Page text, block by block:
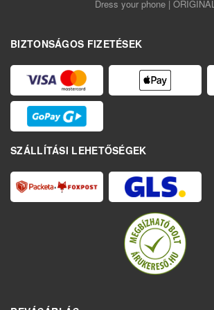
Dress your phone | ORIGINAL
BIZTONSÁGOS FIZETÉSEK
SZÁLLÍTÁSI LEHETŐSÉGEK